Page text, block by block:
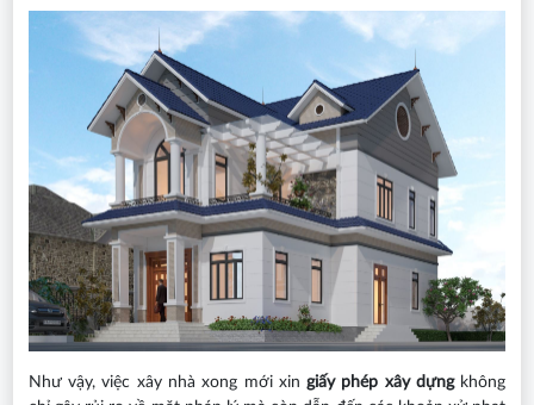
Như vậy, việc xây nhà xong mới xingiấy phép xây dựngkhông